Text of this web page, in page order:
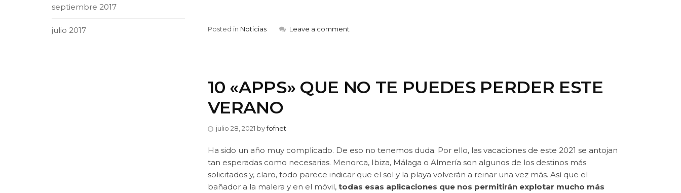
Posted in Noticias Leave a comment
10 «APPS» QUE NO TE PUEDES PERDER ESTE
VERANO
julio 28, 2021 byfofnet
Ha sido un año muy complicado. De eso no tenemos duda. Por ello, las vacaciones de este 2021 se antojan
tan esperadas como necesarias. Menorca, Ibiza, Málaga o Almería son algunos de los destinos más
solicitados y, claro, todo parece indicar que el sol y la playa volverán a reinar una vez más. Así que el
bañador a la malera y en el móvil, todas esas aplicaciones que nos permitirán explotar mucho más
septiembre 2017
julio 2017